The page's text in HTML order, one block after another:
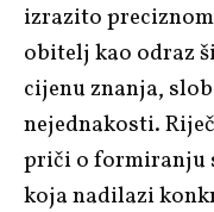
izrazito
obitelj kao odraz
cijenu znanja,
nejednakosti.
priči o formiranju
koja nadilazi